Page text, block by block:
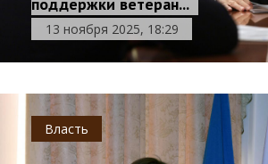
13 ноября 2025, 18:29
Власть